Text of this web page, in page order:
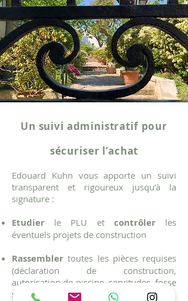
Un suivi administratif pour
sécuriser l’achat
Edouard Kuhn vous apporte un suivi
transparent et rigoureux jusqu’à la
signature :
Etudier le PLU et contrôlerles
éventuels projets de construction
Rassembler toutes les pièces requises
(déclaration de construction,
autorisation de piscine, servitudes, fosse
sceptique, forage...)